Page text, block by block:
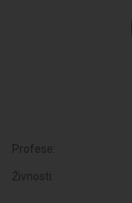
Profese:
Živnosti: